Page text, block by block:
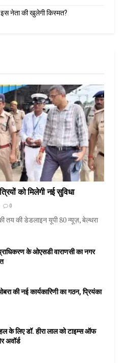
नेता की खुलेगी किस्मत?
को मिलेगी नई सुविधा
0
तय की डेडलाइन यूपी 80 न्यूज़, बेल्थरा
के ओएसडी वाराणसी का नगर
की नई कार्यकारिणी का गठन, प्रियंका
के लिए डॉ. हीरा लाल को टाइम्स ऑफ
अवॉर्ड